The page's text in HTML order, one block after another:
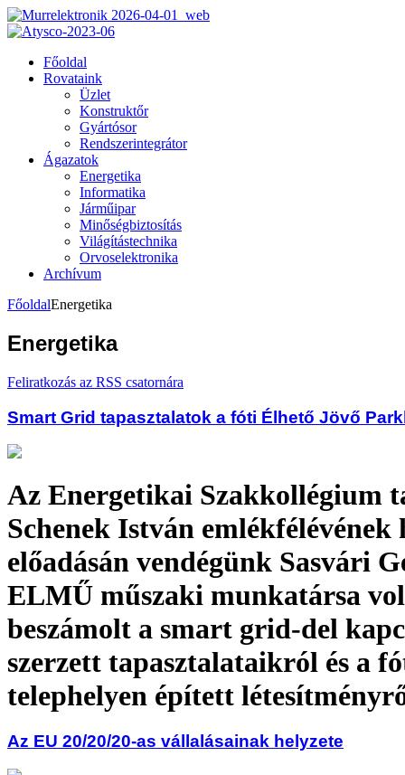
Főoldal
Rovataink
Üzlet
Konstruktőr
Gyártósor
Rendszerintegrátor
Ágazatok
Energetika
Informatika
Járműipar
Minőségbiztosítás
Világítástechnika
Orvoselektronika
Archívum
FőoldalEnergetika
Energetika
Feliratkozás az RSS csatornára
Smart Grid tapasztalatok a fóti Élhető Jövő
Az Energetikai Szakkollégium
Schenek István
előadásán vendégünk Sasvári
ELMŰ műszaki munkatársa
beszámolt a smart grid-del
szerzett tapasztalataikról és a
telephelyen épített
Az EU 20/20/20-as vállalásainak helyzete